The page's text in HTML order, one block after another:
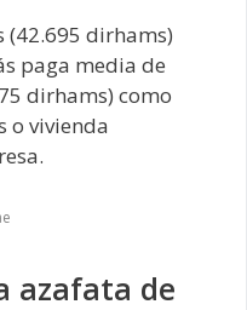
(42.695 dirhams)
paga media de
dirhams) como
o vivienda
azafata de